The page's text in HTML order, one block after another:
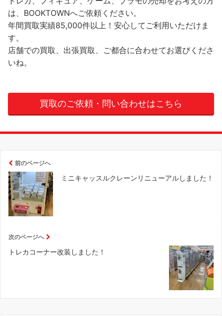
は、BOOKTOWNへご依頼ください。
年間買取実績85,000件以上！安心してご利用いただけま
す。
店舗での買取、出張買取、ご都合に合わせてお選びくださ
いね。
買取のご依頼・問い合わせはこちら
前のページへ
ミニキャッスルクレーンリニューアルしました！
次のページへ
トレカコーナー改装しました！